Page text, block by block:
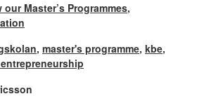
Master’s Programmes,
, master's programme, kbe,